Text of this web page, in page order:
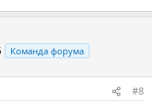
Команда форума
#8